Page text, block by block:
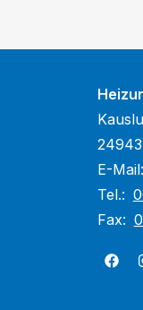
E-Mail:
Tel.:
Fax: